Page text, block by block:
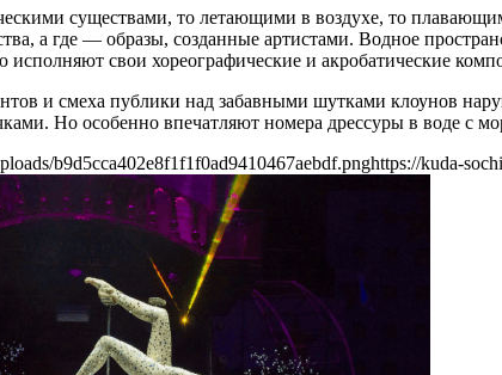
существами, то летающими в воздухе, то
а где — образы, созданные артистами. Водное
свои хореографические и акробатические
и смеха публики над забавными шутками клоунов
Но особенно впечатляют номера дрессуры в воде с
b9d5cca402e8f1f1f0ad9410467aebdf.pnghttps://kuda-